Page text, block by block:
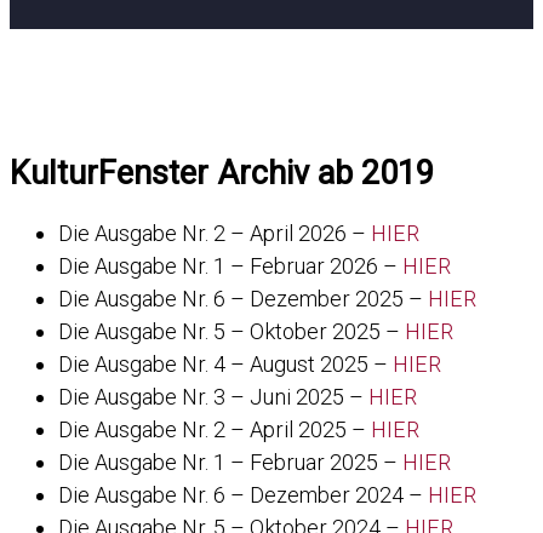
KulturFenster Archiv ab 2019
Die Ausgabe Nr. 2 – April 2026 – HIER
Die Ausgabe Nr. 1 – Februar 2026 – HIER
Die Ausgabe Nr. 6 – Dezember 2025 – HIER
Die Ausgabe Nr. 5 – Oktober 2025 – HIER
Die Ausgabe Nr. 4 – August 2025 – HIER
Die Ausgabe Nr. 3 – Juni 2025 – HIER
Die Ausgabe Nr. 2 – April 2025 – HIER
Die Ausgabe Nr. 1 – Februar 2025 – HIER
Die Ausgabe Nr. 6 – Dezember 2024 – HIER
Die Ausgabe Nr. 5 – Oktober 2024 – HIER